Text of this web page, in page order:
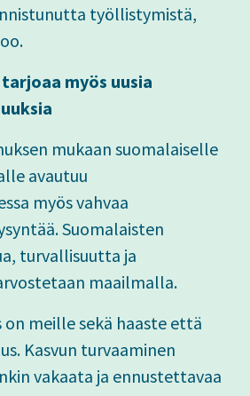
työllistymistä,
myös uusia
mukaan suomalaiselle
avautuu
myös vahvaa
Suomalaisten
turvallisuutta ja
maailmalla.
on meille sekä haaste että
Kasvun turvaaminen
vakaata ja ennustettavaa